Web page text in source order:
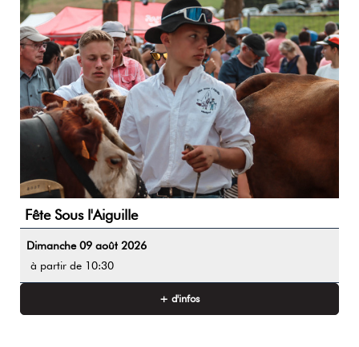
Fête Sous l'Aiguille
Dimanche 09 août 2026
à partir de 10:30
+ d'infos